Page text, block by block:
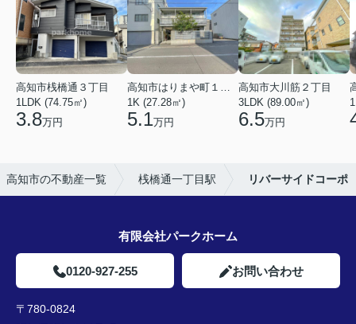
高知市桟橋通３丁目
1LDK (74.75㎡)
3.8万円
高知市はりまや町１丁目
1K (27.28㎡)
5.1万円
高知市大川筋２丁目
3LDK (89.00㎡)
6.5万円
高知市の不動産一覧 桟橋通一丁目駅 リバーサイドコーポ
有限会社パークホーム
0120-927-255 お問い合わせ
〒780-0824